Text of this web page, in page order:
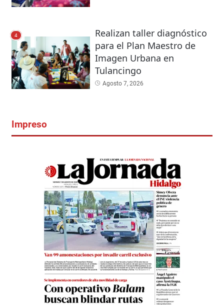
4
Realizan taller diagnóstico
para el Plan Maestro de
Imagen Urbana en
Tulancingo
Agosto 7, 2026
Impreso